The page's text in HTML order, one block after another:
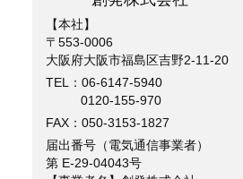
【本社】
〒553-0006
大阪府大阪市福島区吉野2-11-20
TEL： 06-6147-5940
0120-155-970
FAX：050-3153-1827
届出番号（電気通信事業者）
第 E-29-04043号